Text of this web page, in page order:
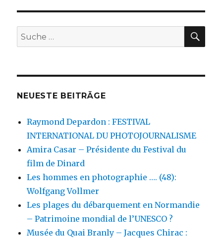
Suche
nach:
NEUESTE BEITRÄGE
Raymond Depardon : FESTIVAL
INTERNATIONAL DU PHOTOJOURNALISME
Amira Casar – Présidente du Festival du
film de Dinard
Les hommes en photographie …. (48):
Wolfgang Vollmer
Les plages du débarquement en Normandie
– Patrimoine mondial de l’UNESCO ?
Musée du Quai Branly – Jacques Chirac :